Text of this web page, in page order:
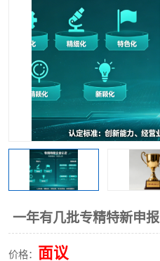
一年有几批专精特新申报
价格： 面议